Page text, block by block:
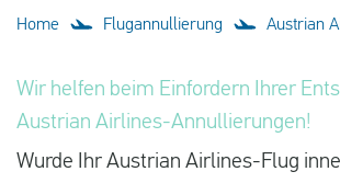
Fragen und Antworten
Über uns
Kontakt
Home Flugannullierung Austrian
Wir helfen beim Einfordern Ihrer
Austrian Airlines-Annullierungen!
Wurde Ihr Austrian Airlines-Flug